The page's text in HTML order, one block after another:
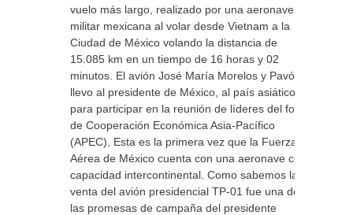
vuelo más largo, realizado por una aeronave
militar mexicana al volar desde Vietnam a la
Ciudad de México volando la distancia de
15.085 km en un tiempo de 16 horas y 02
minutos. El avión José María Morelos y Pavón
llevo al presidente de México, al país asiático
para participar en la reunión de líderes del foro
de Cooperación Económica Asia-Pacífico
(APEC), Esta es la primera vez que la Fuerza
Aérea de México cuenta con una aeronave con
capacidad intercontinental. Como sabemos la
venta del avión presidencial TP-01 fue una de
las promesas de campaña del presidente